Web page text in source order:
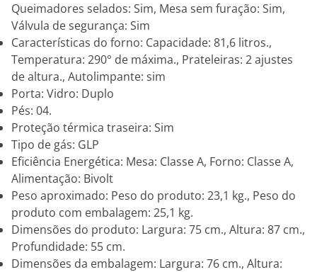
Queimadores selados: Sim, Mesa sem furação: Sim,
Válvula de segurança: Sim
Características do forno: Capacidade: 81,6 litros.,
Temperatura: 290° de máxima., Prateleiras: 2 ajustes
de altura., Autolimpante: sim
Porta: Vidro: Duplo
Pés: 04.
Proteção térmica traseira: Sim
Tipo de gás: GLP
Eficiência Energética: Mesa: Classe A, Forno: Classe A,
Alimentação: Bivolt
Peso aproximado: Peso do produto: 23,1 kg., Peso do
produto com embalagem: 25,1 kg.
Dimensões do produto: Largura: 75 cm., Altura: 87 cm.,
Profundidade: 55 cm.
Dimensões da embalagem: Largura: 76 cm., Altura: